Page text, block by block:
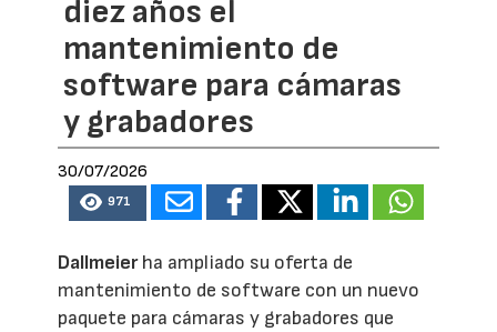
diez años el
mantenimiento de
software para cámaras
y grabadores
30/07/2026
971
Dallmeierha ampliado su oferta de
mantenimiento de software con un nuevo
paquete para cámaras y grabadores que